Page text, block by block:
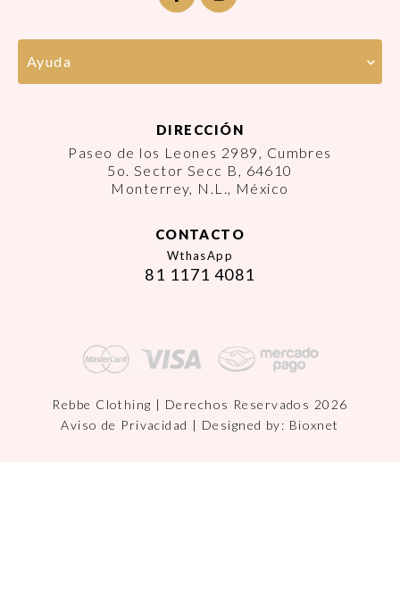
Ayuda
DIRECCIÓN
Paseo de los Leones 2989, Cumbres
5o. Sector Secc B, 64610
Monterrey, N.L., México
CONTACTO
WthasApp
81 1171 4081
Rebbe Clothing | Derechos Reservados 2026
Aviso de Privacidad | Designed by: Bioxnet